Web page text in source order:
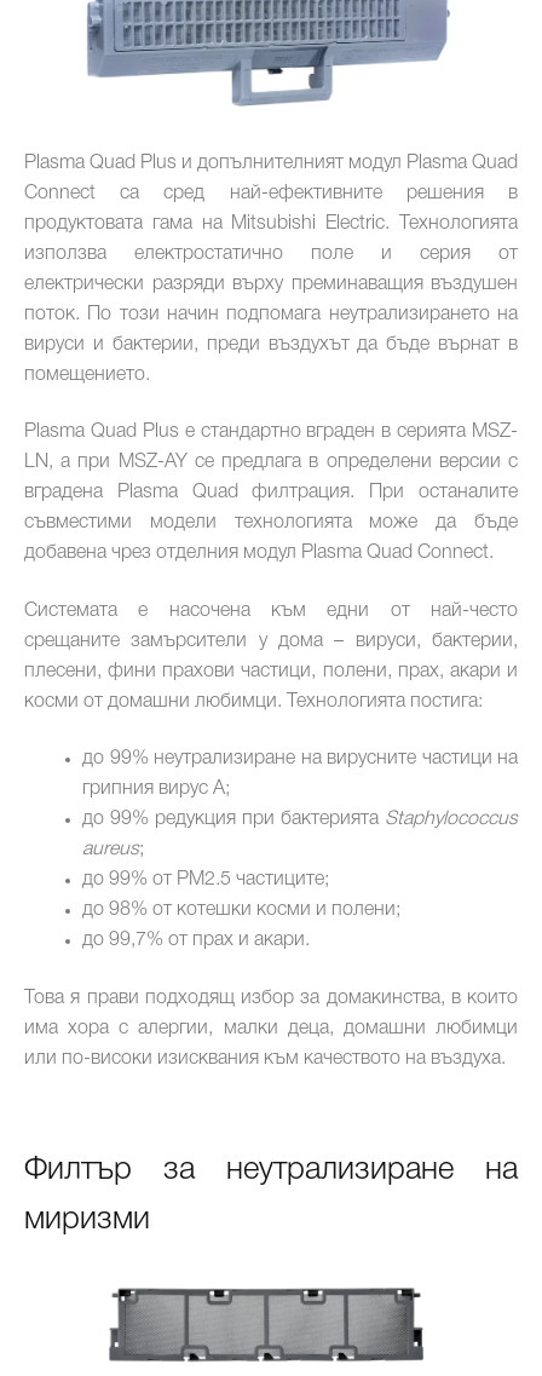
Plasma Quad Plus и допълнителният модул Plasma Quad
Connect са сред най-ефективните решения в
продуктовата гама на Mitsubishi Electric. Технологията
използва електростатично поле и серия от
електрически разряди върху преминаващия въздушен
поток. По този начин подпомага неутрализирането на
вируси и бактерии, преди въздухът да бъде върнат в
помещението.
Plasma Quad Plus е стандартно вграден в серията MSZ-
LN, а при MSZ-AY се предлага в определени версии с
вградена Plasma Quad филтрация. При останалите
съвместими модели технологията може да бъде
добавена чрез отделния модул Plasma Quad Connect.
Системата е насочена към едни от най-често
срещаните замърсители у дома – вируси, бактерии,
плесени, фини прахови частици, полени, прах, акари и
косми от домашни любимци. Технологията постига:
до 99% неутрализиране на вирусните частици на
грипния вирус А;
до 99% редукция при бактерията Staphylococcus
aureus;
до 99% от PM2.5 частиците;
до 98% от котешки косми и полени;
до 99,7% от прах и акари.
Това я прави подходящ избор за домакинства, в които
има хора с алергии, малки деца, домашни любимци
или по-високи изисквания към качеството на въздуха.
Филтър за неутрализиране на
миризми